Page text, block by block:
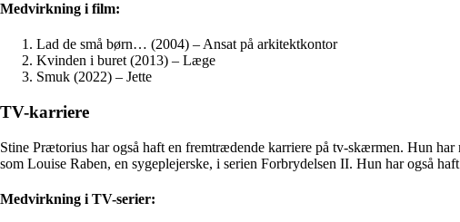
Medvirkning i film:
Lad de små børn… (2004) – Ansat på arkitektkontor
Kvinden i buret (2013) – Læge
Smuk (2022) – Jette
TV-karriere
Stine Prætorius har også haft en fremtrædende karriere på tv-skærmen. Hun
som Louise Raben, en sygeplejerske, i serien Forbrydelsen II. Hun har også
Medvirkning i TV-serier: